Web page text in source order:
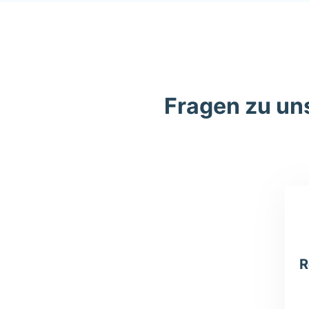
Fragen zu